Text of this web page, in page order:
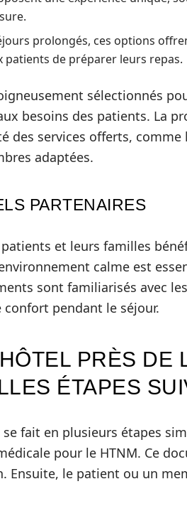
prolongés, ces options
de préparer leurs repas.
sélectionnés
besoins des patients. La
des services offerts,
adaptées.
PARTENAIRES
et leurs familles
calme est
sont familiarisés avec
pendant le séjour.
PRÈS DE
ÉTAPES
fait en plusieurs étapes
pour le HTNM. Ce
Ensuite, le patient ou un